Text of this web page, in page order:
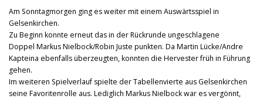
Am Sonntagmorgen ging es weiter mit einem Auswärtsspiel in
Gelsenkirchen.
Zu Beginn konnte erneut das in der Rückrunde ungeschlagene
Doppel Markus Nielbock/Robin Juste punkten. Da Martin Lücke/Andre
Kapteina ebenfalls überzeugten, konnten die Hervester früh in Führung
gehen.
Im weiteren Spielverlauf spielte der Tabellenvierte aus Gelsenkirchen
seine Favoritenrolle aus. Lediglich Markus Nielbock war es vergönnt,